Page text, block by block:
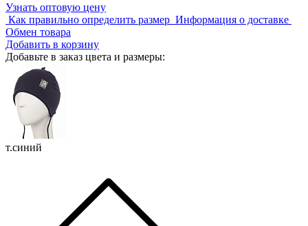
Узнать оптовую цену
Как правильно определить размер Информация о доставке
Обмен товара
Добавить в корзину
Добавьте в заказ цвета и размеры:
т.синий